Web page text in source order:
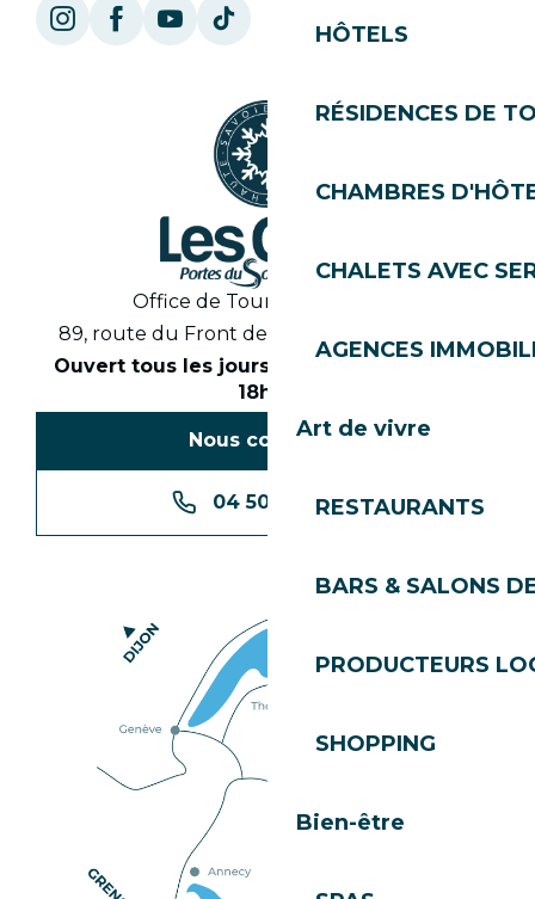
HÔTELS
RÉSIDENCES DE
CHAMBRES
CHALETS AVEC
AGENCES
Art de vivre
RESTAURANTS
BARS & SALONS
PRODUCTEURS
SHOPPING
Bien-être
Office de Tourisme des Gets
89, route du Front de Neige 74260 Les Gets
Ouvert tous les jours en saison de 8h30 à
18h30
Nous contacter
04 50 74 74 74